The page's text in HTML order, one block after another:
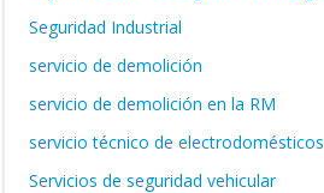
Seguridad Industrial
servicio de demolición
servicio de demolición en la RM
servicio técnico de electrodomésticos
Servicios de seguridad vehicular